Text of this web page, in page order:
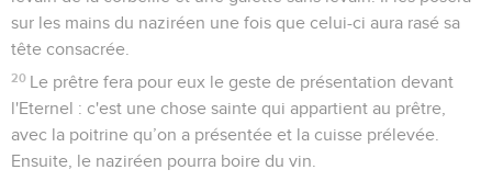
sur les mains du naziréen une fois que celui-ci aura rasé sa
tête consacrée.
20 Le prêtre fera pour eux le geste de présentation devant
l'Eternel : c'est une chose sainte qui appartient au prêtre,
avec la poitrine qu’on a présentée et la cuisse prélevée.
Ensuite, le naziréen pourra boire du vin.